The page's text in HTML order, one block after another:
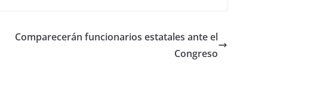
Comparecerán funcionarios estatales ante el
Congreso